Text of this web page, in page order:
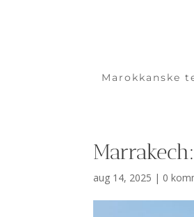
Marokkanske
aug 14, 2025 | 0